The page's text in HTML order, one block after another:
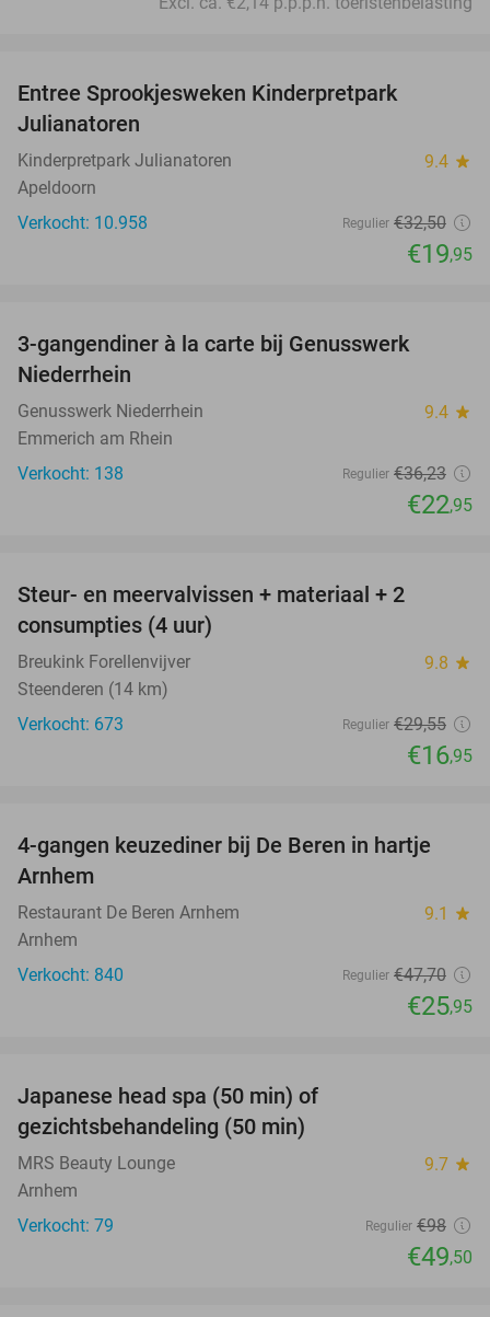
Entree Sprookjesweken Kinderpretpark
Julianatoren
Kinderpretpark Julianatoren 9.4 star
Apeldoorn
Verkocht: 10.958
Regulier €32,50
€19,95
3-gangendiner à la carte bij Genusswerk
Niederrhein
Genusswerk Niederrhein 9.4 star
Emmerich am Rhein
Verkocht: 138
Regulier €36,23
€22,95
Steur- en meervalvissen + materiaal + 2
consumpties (4 uur)
Breukink Forellenvijver 9.8 star
Steenderen (14 km)
Verkocht: 673
Regulier €29,55
€16,95
46%
4-gangen keuzediner bij De Beren in hartje
Arnhem
Restaurant De Beren Arnhem 9.1 star
Arnhem
Verkocht: 840
Regulier €47,70
€25,95
Japanese head spa (50 min) of
gezichtsbehandeling (50 min)
MRS Beauty Lounge 9.7 star
Arnhem
Verkocht: 79
Regulier €98
€49,50